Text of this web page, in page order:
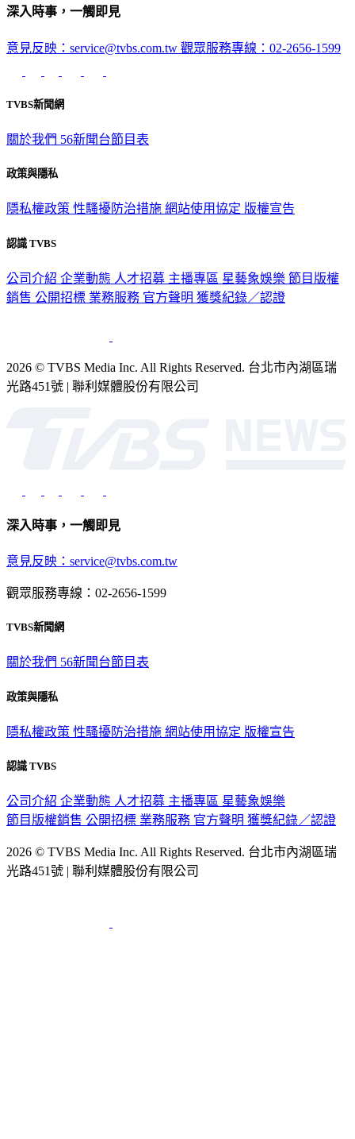
深入時事，一觸即見
意見反映：service@tvbs.com.tw 觀眾服務專線：02-2656-1599
TVBS新聞網
關於我們 56新聞台節目表
政策與隱私
隱私權政策 性騷擾防治措施 網站使用協定 版權宣告
認識 TVBS
公司介紹 企業動態 人才招募 主播專區 星藝象娛樂 節目版權
銷售 公開招標 業務服務 官方聲明 獲獎紀錄／認證
2026 © TVBS Media Inc. All Rights Reserved. 台北市內湖區瑞
光路451號 | 聯利媒體股份有限公司
深入時事，一觸即見
意見反映：service@tvbs.com.tw
觀眾服務專線：02-2656-1599
TVBS新聞網
關於我們 56新聞台節目表
政策與隱私
隱私權政策 性騷擾防治措施 網站使用協定 版權宣告
認識 TVBS
公司介紹 企業動態 人才招募 主播專區 星藝象娛樂
節目版權銷售 公開招標 業務服務 官方聲明 獲獎紀錄／認證
2026 © TVBS Media Inc. All Rights Reserved. 台北市內湖區瑞
光路451號 | 聯利媒體股份有限公司